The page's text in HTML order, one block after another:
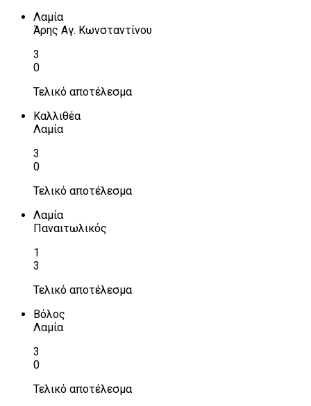
Λαμία
Άρης Αγ. Κωνσταντίνου
3
0
Τελικό αποτέλεσμα
Καλλιθέα
Λαμία
3
0
Τελικό αποτέλεσμα
Λαμία
Παναιτωλικός
1
3
Τελικό αποτέλεσμα
Βόλος
Λαμία
3
0
Τελικό αποτέλεσμα